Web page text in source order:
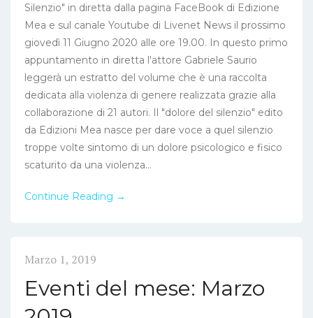
Silenzio" in diretta dalla pagina FaceBook di Edizione
Mea e sul canale Youtube di Livenet News il prossimo
giovedì 11 Giugno 2020 alle ore 19.00. In questo primo
appuntamento in diretta l'attore Gabriele Saurio
leggerà un estratto del volume che è una raccolta
dedicata alla violenza di genere realizzata grazie alla
collaborazione di 21 autori. Il "dolore del silenzio" edito
da Edizioni Mea nasce per dare voce a quel silenzio
troppe volte sintomo di un dolore psicologico e fisico
scaturito da una violenza...
Continue Reading →
Marzo 1, 2019
Eventi del mese: Marzo